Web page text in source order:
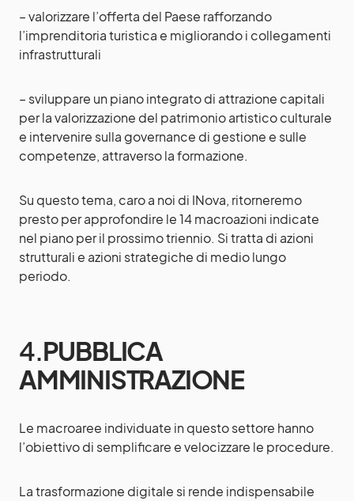
– valorizzare l’offerta del Paese rafforzando
l’imprenditoria turistica e migliorando i collegamenti
infrastrutturali
– sviluppare un piano integrato di attrazione capitali
per la valorizzazione del patrimonio artistico culturale
e intervenire sulla governance di gestione e sulle
competenze, attraverso la formazione.
Su questo tema, caro a noi di INova, ritorneremo
presto per approfondire le 14 macroazioni indicate
nel piano per il prossimo triennio. Si tratta di azioni
strutturali e azioni strategiche di medio lungo
periodo.
4.PUBBLICA
AMMINISTRAZIONE
Le macroaree individuate in questo settore hanno
l’obiettivo di semplificare e velocizzare le procedure.
La trasformazione digitale si rende indispensabile